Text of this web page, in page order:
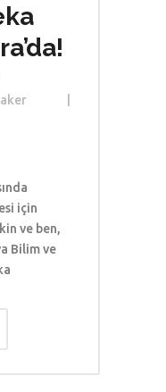
için
ve ben,
Bilim ve